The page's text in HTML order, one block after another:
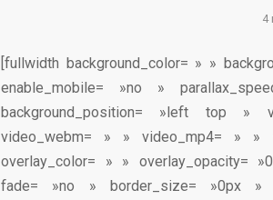
4
[fullwidth background_color= » »
enable_mobile= »no »
background_position= »left top »
video_webm= » » video_mp4= » »
overlay_color= » » overlay_opacity=
fade= »no » border_size= »0px »